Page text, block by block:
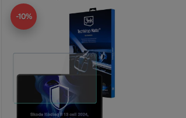
-10%